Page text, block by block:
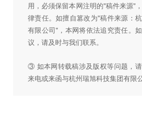
用，必须保留本网注明的"稿件来源"
律责任。如擅自篡改为"稿件来源：
有限公司"，本网将依法追究责任。
议，请及时与我们联系。
③ 如本网转载稿涉及版权等问题，
来电或来函与杭州瑞旭科技集团有限